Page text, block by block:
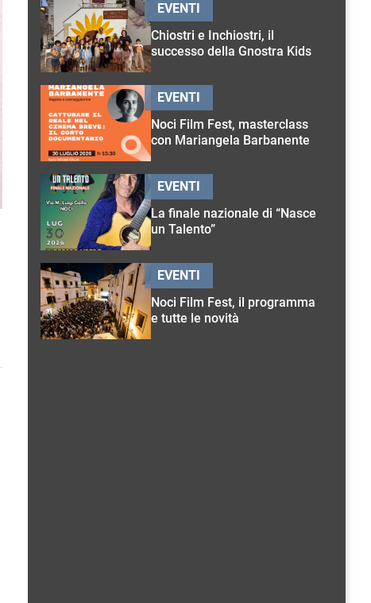
Chiostri e Inchiostri, il
successo della Gnostra Kids
EVENTI
Noci Film Fest, masterclass
con Mariangela Barbanente
EVENTI
La finale nazionale di “Nasce
un Talento”
EVENTI
Noci Film Fest, il programma
e tutte le novità
EVENTI